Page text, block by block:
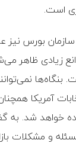
است.
بورس نیز
زیادی ظاهر
آمریکا
خواهد شد. به
و مشکلات